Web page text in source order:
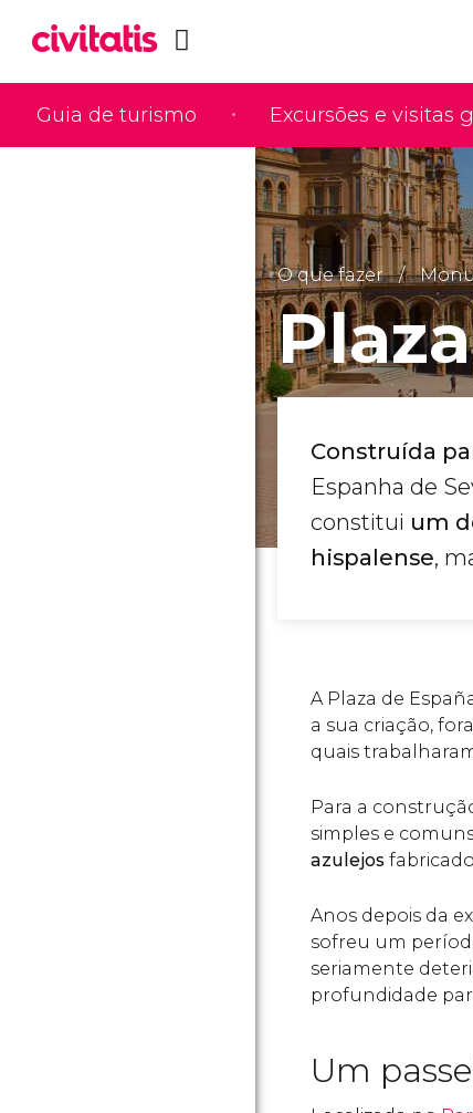
Guia de turismo Excursões e visitas
O que fazer
Construída
Espanha de
constitui um
hispalense,
A Plaza de
a sua criação,
quais
Para a
simples e
azulejos
Anos depois da
sofreu um
seriamente
profundidade
Um